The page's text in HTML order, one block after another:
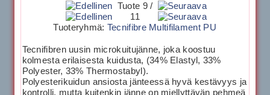
Tuote 9 /
11
Tuoteryhmä: Tecnifibre Multifilament PU
Tecnifibren uusin microkuitujänne, joka koostuu
kolmesta erilaisesta kuidusta, (34% Elastyl, 33%
Polyester, 33% Thermostabyl).
Polyesterikuidun ansiosta jänteessä hyvä kestävyys ja
kontrolli, mutta kuitenkin jänne on miellyttävän pehmeä